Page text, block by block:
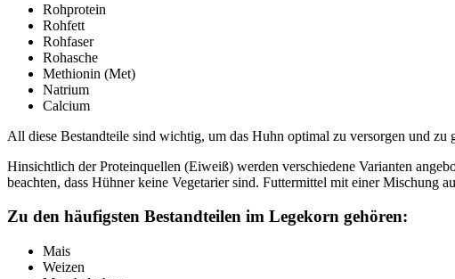
Rohprotein
Rohfett
Rohfaser
Rohasche
Methionin (Met)
Natrium
Calcium
All diese Bestandteile sind wichtig, um das Huhn optimal zu versorgen und zu
Hinsichtlich der Proteinquellen (Eiweiß) werden verschiedene Varianten
beachten, dass Hühner keine Vegetarier sind. Futtermittel mit einer Mischung
Zu den häufigsten Bestandteilen im Legekorn gehören:
Mais
Weizen